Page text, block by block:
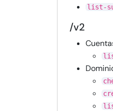
list-
/v2